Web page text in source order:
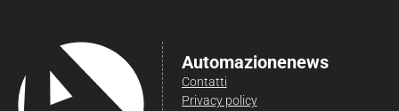
Automazionenews
Contatti
Privacy policy